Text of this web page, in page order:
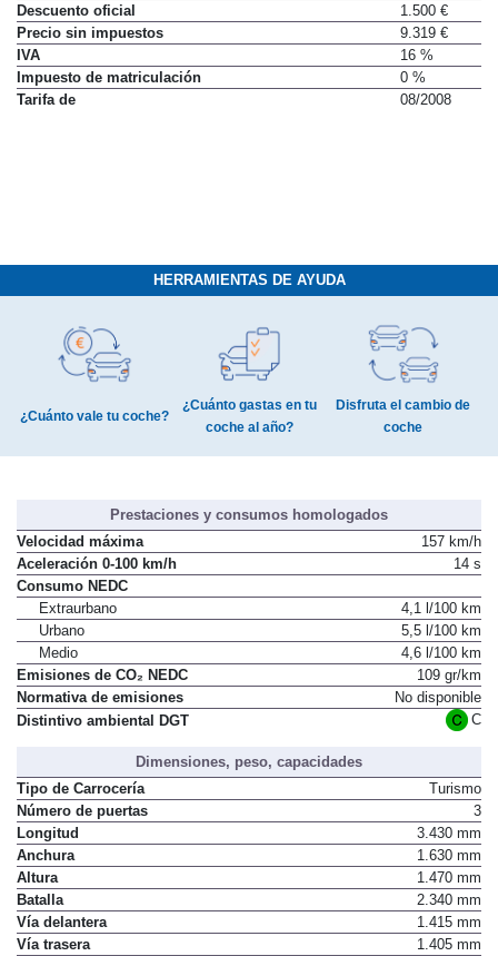
Descuento oficial
1.500 €
Precio sin impuestos
9.319 €
IVA
16 %
Impuesto de matriculación
0 %
Tarifa de
08/2008
HERRAMIENTAS DE AYUDA
¿Cuánto vale tu coche?
¿Cuánto gastas en tu
coche al año?
Disfruta el cambio de
coche
Prestaciones y consumos homologados
Velocidad máxima
157 km/h
Aceleración 0-100 km/h
14 s
Consumo NEDC
Extraurbano
4,1 l/100 km
Urbano
5,5 l/100 km
Medio
4,6 l/100 km
Emisiones de CO₂ NEDC
109 gr/km
Normativa de emisiones
No disponible
Distintivo ambiental DGT
C
Dimensiones, peso, capacidades
Tipo de Carrocería
Turismo
Número de puertas
3
Longitud
3.430 mm
Anchura
1.630 mm
Altura
1.470 mm
Batalla
2.340 mm
Vía delantera
1.415 mm
Vía trasera
1.405 mm